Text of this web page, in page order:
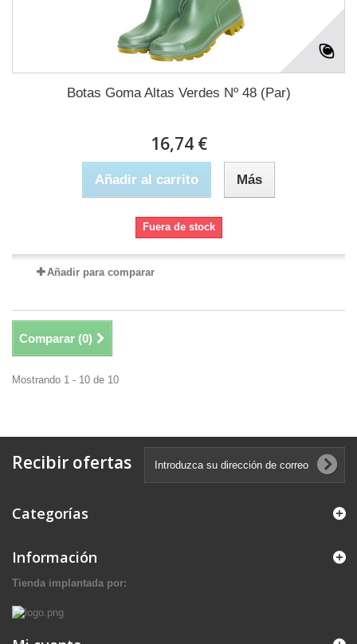
Botas Goma Altas Verdes Nº 48 (Par)
16,74 €
Añadir al carrito Más
Fuera de stock
Añadir para comparar
Comparar (0)
Mostrando 1 - 10 de 10
Recibir ofertas
Categorías
Información
Tienda implantada por: